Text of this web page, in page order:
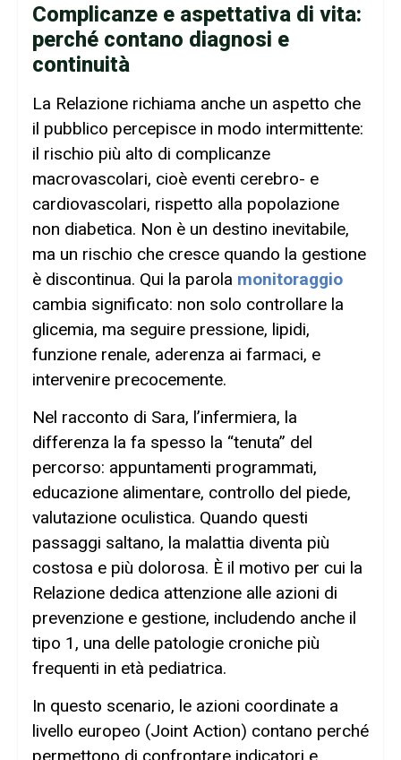
Complicanze e aspettativa di vita:
perché contano diagnosi e
continuità
La Relazione richiama anche un aspetto che
il pubblico percepisce in modo intermittente:
il rischio più alto di complicanze
macrovascolari, cioè eventi cerebro- e
cardiovascolari, rispetto alla popolazione
non diabetica. Non è un destino inevitabile,
ma un rischio che cresce quando la gestione
è discontinua. Qui la parola monitoraggio
cambia significato: non solo controllare la
glicemia, ma seguire pressione, lipidi,
funzione renale, aderenza ai farmaci, e
intervenire precocemente.
Nel racconto di Sara, l’infermiera, la
differenza la fa spesso la “tenuta” del
percorso: appuntamenti programmati,
educazione alimentare, controllo del piede,
valutazione oculistica. Quando questi
passaggi saltano, la malattia diventa più
costosa e più dolorosa. È il motivo per cui la
Relazione dedica attenzione alle azioni di
prevenzione e gestione, includendo anche il
tipo 1, una delle patologie croniche più
frequenti in età pediatrica.
In questo scenario, le azioni coordinate a
livello europeo (Joint Action) contano perché